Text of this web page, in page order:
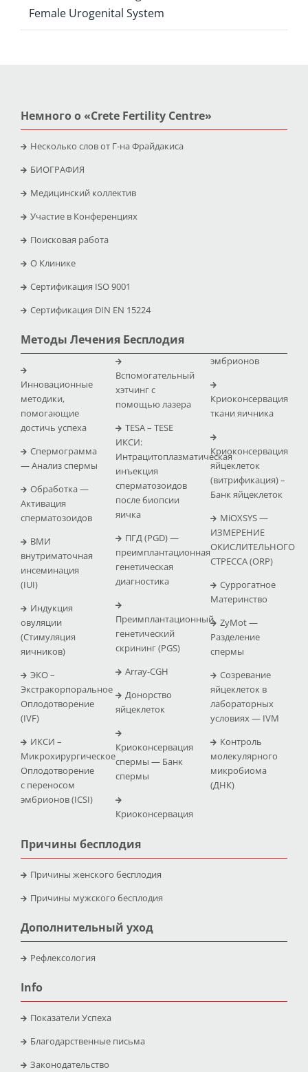
Female Urogenital System
Немного о «Crete Fertility Centre»
Несколько слов от Г-на Фрайдакиса
БИОГРАФИЯ
Медицинский коллектив
Участие в Конференциях
Поисковая работа
O Клинике
Сертификация ISO 9001
Сертификация DIN EN 15224
Методы Лечения Бесплодия
Инновационные
методики,
помогающие
достичь успеха
Спермограмма
— Анализ спермы
Обработка —
Активация
сперматозоидов
ВМИ
внутриматочная
инсеминация
(IUI)
Индукция
овуляции
(Стимуляция
яичников)
ЭКО –
Экстракорпоральное
Оплодотворение
(IVF)
ИКСИ –
Микрохирургическое
Оплодотворение
с переносом
эмбрионов (ICSI)
Вспомогательный
хэтчинг с
помощью лазера
TESA – TESE
ИКСИ:
Интрацитоплазматическая
инъекция
сперматозоидов
после биопсии
яичка
ПГД (PGD) —
преимплантационная
генетическая
диагностика
Преимплантационный
генетический
скрининг (PGS)
Array-CGH
Донорство
яйцеклеток
Криоконсервация
спермы — Банк
спермы
Криоконсервация
эмбрионов
Криоконсервация
ткани яичника
Криоконсервация
яйцеклеток
(витрификация) –
Банк яйцеклеток
MiOXSYS —
ИЗМЕРЕНИЕ
ОКИСЛИТЕЛЬНОГО
СТРЕССА (ΟRP)
Суррогатное
Материнство
ZyMot —
Pазделение
спермы
Созревание
яйцеклеток в
лабораторных
условиях — IVM
Контроль
молекулярного
микробиома
(ДНК)
Причины бесплодия
Причины женского бесплодия
Причины мужского бесплодия
Дополнительный уход
Рефлексология
Info
Показатели Успеха
Благодарственные письма
Законодательство